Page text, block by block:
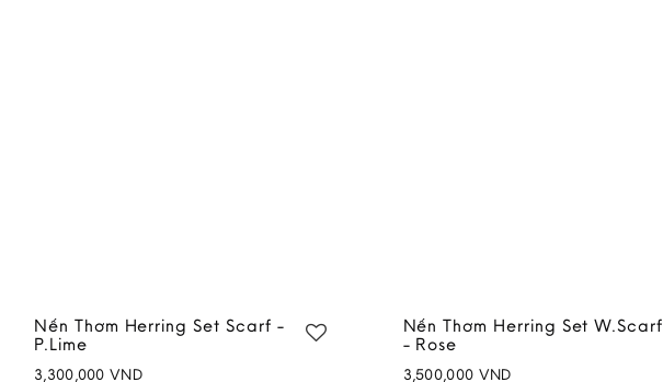
Nến Thơm Herring Set Scarf -
P.Lime
3,300,000 VND
Nến Thơm Herring Set W.Scarf
- Rose
3,500,000 VND